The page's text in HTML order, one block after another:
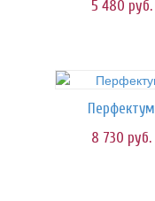
5 480 руб.
Перфектум
8 730 руб.